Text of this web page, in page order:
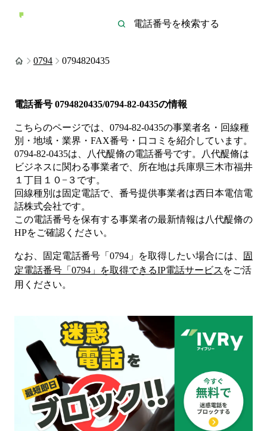
0794 0794820435
電話番号 0794820435/0794-82-0435の情報
こちらのページでは、 0794-82-0435の事業者名・回線種
別・地域・業界・FAX番号・口コミを紹介しています。
0794-82-0435は、 八代醍脩の電話番号です。
八代醍脩は
ビジネスに関わる事業者で、所在地は兵庫県三木市福井
１丁目１０−３ です。
回線種別は固定電話で、番号提供事業者は西日本電信電
話株式会社です。
この電話番号を保有する事業者の最新情報は八代醍脩の
HPをご確認ください。
なお、固定電話番号「 0794 」を取得したい場合には、
固
定電話番号「 0794 」を取得できるIP電話サービス をご活
用ください。